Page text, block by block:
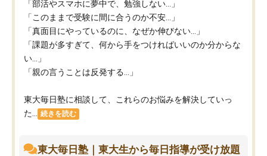
「部活やスマホに夢中で、勉強しない…」
「このままで受験に間に合うのか不安…」
「真面目にやっているのに、なぜか伸びない…」
「課題が多すぎて、何から手をつければいいのか分からな
い…」
「親の言うことは反発する…」
東大毎日塾に相談して、これらのお悩みを解決していっ
た...
続きを読む
東大毎日塾｜東大生から毎日指導が受け放題